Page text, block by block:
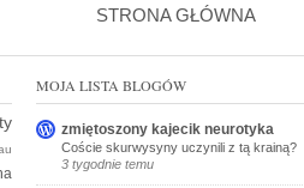
STRONA GŁÓWNA
MOJA LISTA BLOGÓW
zmiętoszony kajecik neurotyka
Coście skurwysyny uczynili z tą krainą?
3 tygodnie temu